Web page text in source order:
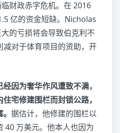
财政赤字危机。在 2016
亿的资金短缺。Nicholas
的亏损将会导致伯克利不
对于体育项目的资助，开
因为奢华作风遭致不满，
宅修建围栏而封锁公路，
据估计，他修建的围栏以
40 万美元。他本人也因为